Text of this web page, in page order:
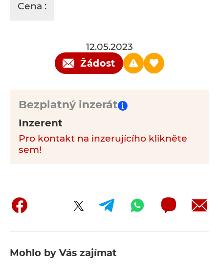
Cena :
12.05.2023
Žádost
Bezplatný inzerát
Inzerent
Pro kontakt na inzerujícího klikněte
sem!
Mohlo by Vás zajímat